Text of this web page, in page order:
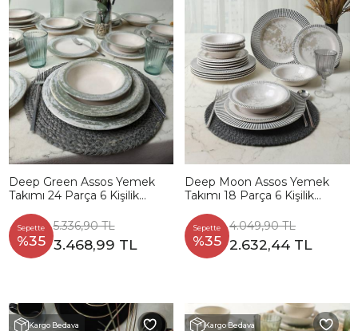
Deep Green Assos Yemek
Takımı 24 Parça 6 Kişilik
Sepette
%35
5.336,90 TL
3.468,99 TL
Deep Moon Assos Yemek
Takımı 18 Parça 6 Kişilik
Sepette
%35
4.049,90 TL
2.632,44 TL
Kargo Bedava Kargo Bedava